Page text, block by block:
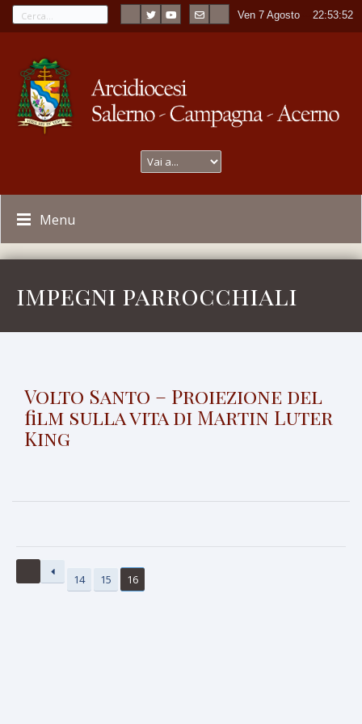
Ven 7 Agosto ----22:53:52
Menu
impegni parrocchiali
Volto Santo – Proiezione del
film sulla vita di Martin Luter
King
14 15 16